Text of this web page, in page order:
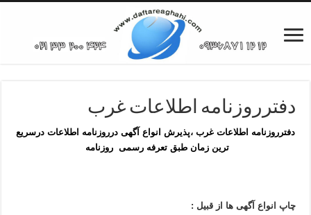
دفترروزنامه اطلاعات غرب
دفترروزنامه اطلاعات غرب ،پذیرش انواع آگهی درروزنامه اطلاعات درسریع
ترین زمان طبق تعرفه رسمی روزنامه
چاپ انواع آگهی ها از قبیل :